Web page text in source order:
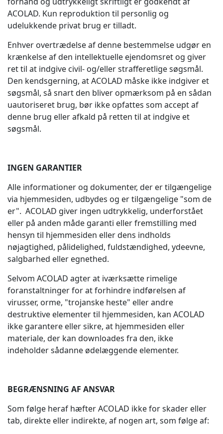
ACOLAD. Kun reproduktion til personlig og
udelukkende privat brug er tilladt.
Enhver overtrædelse af denne bestemmelse udgør en
krænkelse af den intellektuelle ejendomsret og giver
ret til at indgive civil- og/eller strafferetlige søgsmål.
Den kendsgerning, at ACOLAD måske ikke indgiver et
søgsmål, så snart den bliver opmærksom på en sådan
uautoriseret brug, bør ikke opfattes som accept af
denne brug eller afkald på retten til at indgive et
søgsmål.
INGEN GARANTIER
Alle informationer og dokumenter, der er tilgængelige
via hjemmesiden, udbydes og er tilgængelige "som de
er". ACOLAD giver ingen udtrykkelig, underforstået
eller på anden måde garanti eller fremstilling med
hensyn til hjemmesiden eller dens indholds
nøjagtighed, pålidelighed, fuldstændighed, ydeevne,
salgbarhed eller egnethed.
Selvom ACOLAD agter at iværksætte rimelige
foranstaltninger for at forhindre indførelsen af
virusser, orme, "trojanske heste" eller andre
destruktive elementer til hjemmesiden, kan ACOLAD
ikke garantere eller sikre, at hjemmesiden eller
materiale, der kan downloades fra den, ikke
indeholder sådanne ødelæggende elementer.
BEGRÆNSNING AF ANSVAR
Som følge heraf hæfter ACOLAD ikke for skader eller
tab, direkte eller indirekte, af nogen art, som følge af: